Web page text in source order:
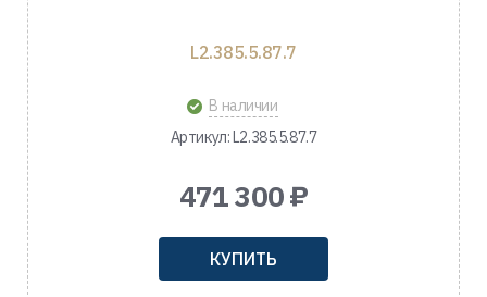
L2.385.5.87.7
В наличии
Артикул: L2.385.5.87.7
471 300 ₽
КУПИТЬ